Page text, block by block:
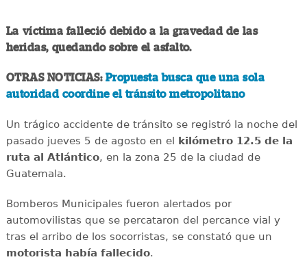
La víctima falleció debido a la gravedad de las
heridas, quedando sobre el asfalto.
OTRAS NOTICIAS: Propuesta busca que una sola
autoridad coordine el tránsito metropolitano
Un trágico accidente de tránsito se registró la noche del
pasado jueves 5 de agosto en el kilómetro 12.5 de la
ruta al Atlántico, en la zona 25 de la ciudad de
Guatemala.
Bomberos Municipales fueron alertados por
automovilistas que se percataron del percance vial y
tras el arribo de los socorristas, se constató que un
motorista había fallecido.